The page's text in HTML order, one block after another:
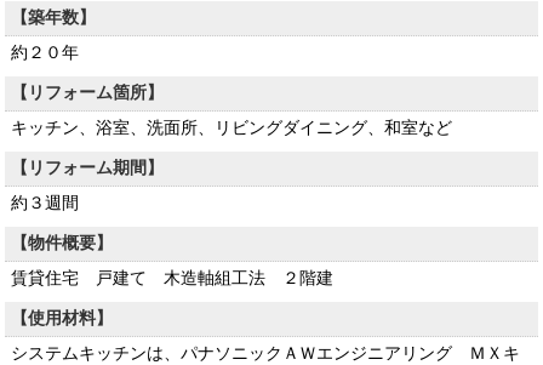
【築年数】
約２０年
【リフォーム箇所】
キッチン、浴室、洗面所、リビングダイニング、和室など
【リフォーム期間】
約３週間
【物件概要】
賃貸住宅 戸建て 木造軸組工法 ２階建
【使用材料】
システムキッチンは、パナソニックＡＷエンジニアリング ＭＸキ